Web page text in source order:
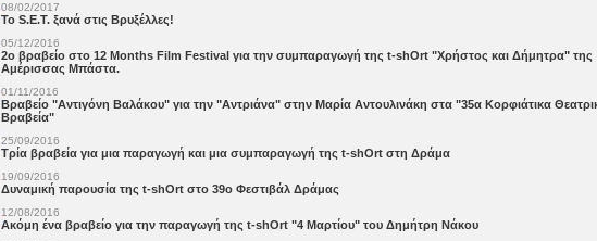
08/02/2017
Το S.E.T. ξανά στις Βρυξέλλες!
05/12/2016
2ο βραβείο στο 12 Months Film Festival για την συμπαραγωγή της t-shOrt "Χρήστος και Δήμητρα" της
Αμέρισσας Μπάστα.
01/11/2016
Βραβείο "Αντιγόνη Βαλάκου" για την "Αντριάνα" στην Μαρία Αντουλινάκη στα "35α Κορφιάτικα
Βραβεία"
25/09/2016
Τρία βραβεία για μια παραγωγή και μια συμπαραγωγή της t-shOrt στη Δράμα
19/09/2016
Δυναμική παρουσία της t-shOrt στο 39o Φεστιβάλ Δράμας
12/08/2016
Ακόμη ένα βραβείο για την παραγωγή της t-shOrt "4 Μαρτίου" του Δημήτρη Νάκου